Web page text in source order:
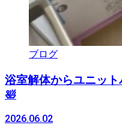
ブログ
浴室解体からユニッ
🛀
2026.06.02